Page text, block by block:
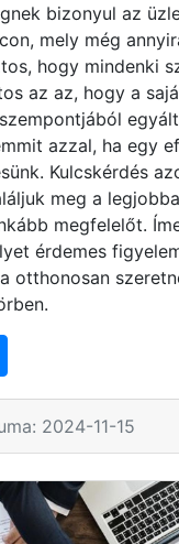
bizonyul az
mely még
hogy mindenki
az az, hogy a
azzal, ha egy
Kulcskérdés
meg a
megfelelőt.
érdemes
otthonosan
2024-11-15